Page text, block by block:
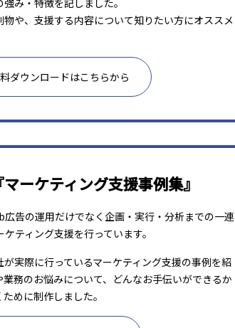
み・特徴を記しました。
や、支援する内容について知りたい方にオススメ
ダウンロードはこちらから
ーケティング支援事例集』
広告の運用だけでなく企画・実行・分析までの一連
ティング支援を行っています。
実際に行っているマーケティング支援の事例を紹
務のお悩みについて、どんなお手伝いができるか
めに制作しました。